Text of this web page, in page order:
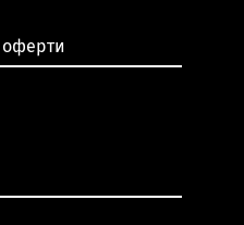
оферти